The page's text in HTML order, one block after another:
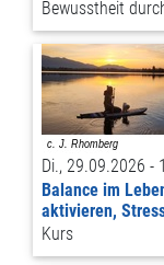
Bewusstheit
Di., 29.09.2026 -
Balance im
aktivieren,
Kurs